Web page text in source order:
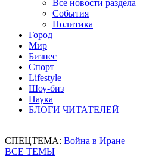
Все новости раздела
События
Политика
Город
Мир
Бизнес
Спорт
Lifestyle
Шоу-биз
Наука
БЛОГИ ЧИТАТЕЛЕЙ
СПЕЦТЕМА: Война в Иране
ВСЕ ТЕМЫ